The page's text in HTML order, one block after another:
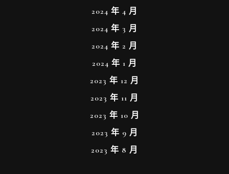
2024 年 4 月
2024 年 3 月
2024 年 2 月
2024 年 1 月
2023 年 12 月
2023 年 11 月
2023 年 10 月
2023 年 9 月
2023 年 8 月